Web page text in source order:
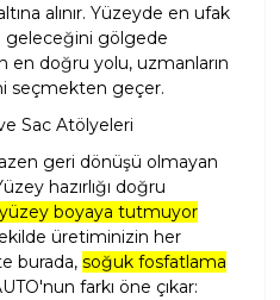
alınır. Yüzeyde en ufak
geleceğini gölgede
en doğru yolu, uzmanların
seçmekten geçer.
Sac Atölyeleri
geri dönüşü olmayan
hazırlığı doğru
boyaya tutmuyor
üretiminizin her
burada, soğuk fosfatlama
farkı öne çıkar: